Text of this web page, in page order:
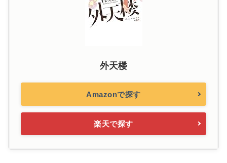
外天楼
Amazonで探す
楽天で探す